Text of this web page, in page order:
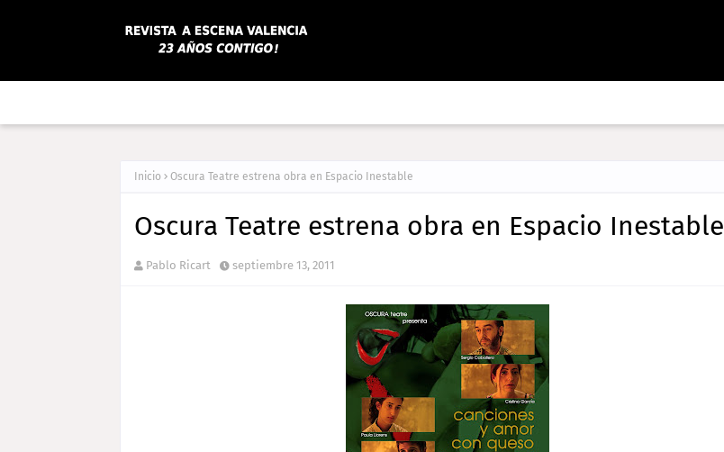
Inicio Oscura Teatre estrena obra en Espacio Inestable
Oscura Teatre estrena obra en Espacio Inestable
Pablo Ricart septiembre 13, 2011